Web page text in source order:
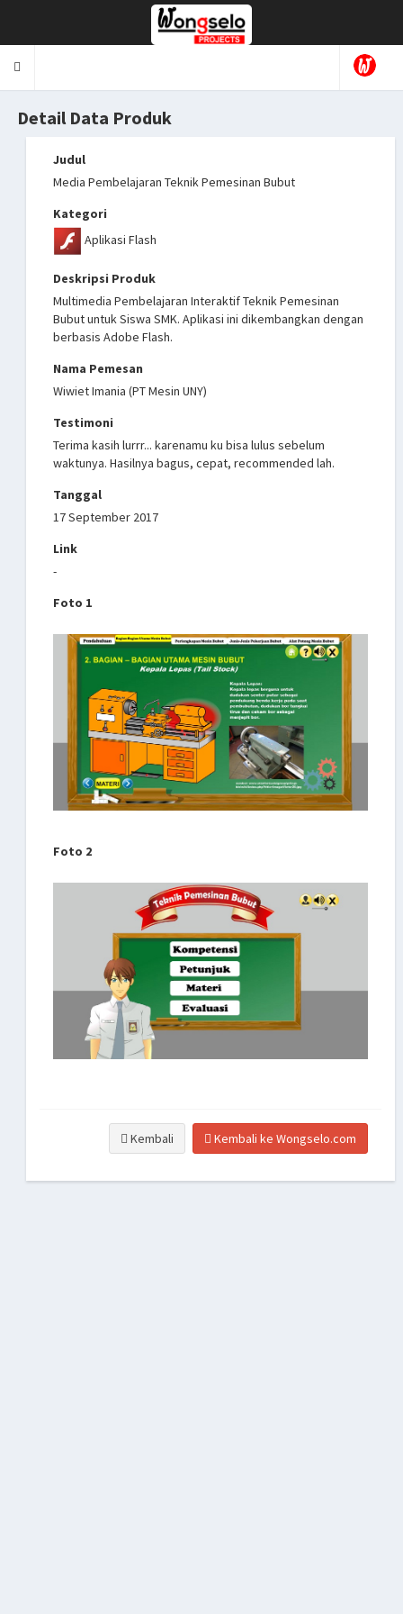
Detail Data Produk
Judul
Media Pembelajaran Teknik Pemesinan Bubut
Kategori
Aplikasi Flash
Deskripsi Produk
Multimedia Pembelajaran Interaktif Teknik Pemesinan
Bubut untuk Siswa SMK. Aplikasi ini dikembangkan dengan
berbasis Adobe Flash.
Nama Pemesan
Wiwiet Imania (PT Mesin UNY)
Testimoni
Terima kasih lurrr... karenamu ku bisa lulus sebelum
waktunya. Hasilnya bagus, cepat, recommended lah.
Tanggal
17 September 2017
Link
-
Foto 1
Foto 2
Kembali Kembali ke Wongselo.com